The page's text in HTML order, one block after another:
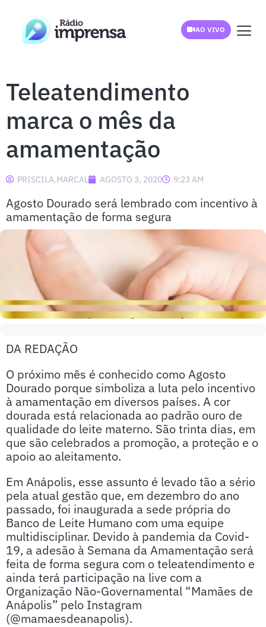
AO VIVO
Teleatendimento
marca o mês da
amamentação
PRISCILA.MARCAL AGOSTO 3, 2020 9:23 AM
Agosto Dourado será lembrado com incentivo à
amamentação de forma segura
DA REDAÇÃO
O próximo mês é conhecido como Agosto
Dourado porque simboliza a luta pelo incentivo
à amamentação em diversos países. A cor
dourada está relacionada ao padrão ouro de
qualidade do leite materno. São trinta dias, em
que são celebrados a promoção, a proteção e o
apoio ao aleitamento.
Em Anápolis, esse assunto é levado tão a sério
pela atual gestão que, em dezembro do ano
passado, foi inaugurada a sede própria do
Banco de Leite Humano com uma equipe
multidisciplinar. Devido à pandemia da Covid-
19, a adesão à Semana da Amamentação será
feita de forma segura com o teleatendimento e
ainda terá participação na live com a
Organização Não-Governamental “Mamães de
Anápolis” pelo Instagram
(@mamaesdeanapolis).